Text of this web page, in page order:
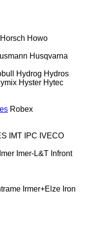
Horsch Howo
Husqvarna
Hydrog Hydros
Hyster Hytec
Robex
IMT IPC IVECO
Imer Imer-L&T Infront
Irmer+Elze Iron